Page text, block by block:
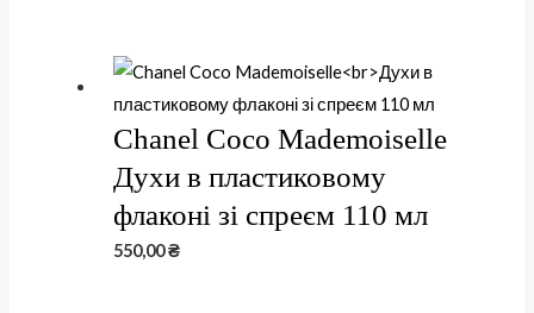
Chanel Coco Mademoiselle
Духи в пластиковому
флаконі зі спреєм 110 мл
550,00₴